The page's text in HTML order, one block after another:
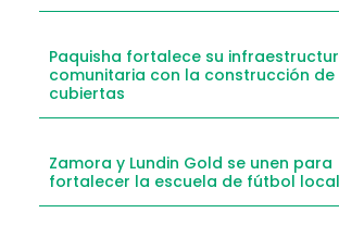
Paquisha fortalece su
comunitaria con la construcción de
cubiertas
Zamora y Lundin Gold se unen para
fortalecer la escuela de fútbol local